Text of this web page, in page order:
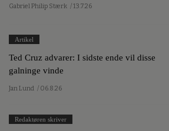
Gabriel Philip Stærk / 13.7.26
Artikel
Ted Cruz advarer: I sidste ende vil disse
galninge vinde
Jan Lund / 06.8.26
Redaktøren skriver